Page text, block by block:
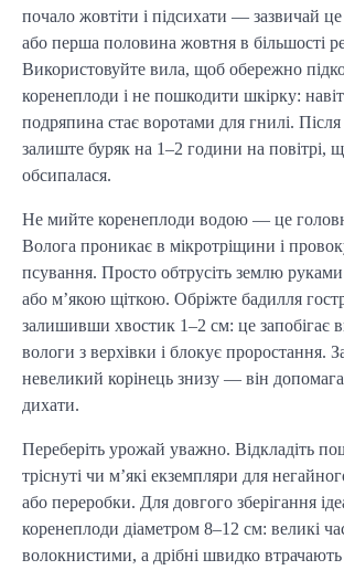
почало жовтіти і підсихати — зазвичай це
або перша половина жовтня в більшості
Використовуйте вила, щоб обережно
коренеплоди і не пошкодити шкірку:
подряпина стає воротами для гнилі.
залиште буряк на 1–2 години на повітрі,
обсипалася.
Не мийте коренеплоди водою — це
Волога проникає в мікротріщини і
псування. Просто обтрусіть землю
або м’якою щіткою. Обріжте бадилля
залишивши хвостик 1–2 см: це запобігає
вологи з верхівки і блокує проростання.
невеликий корінець знизу — він
дихати.
Переберіть урожай уважно. Відкладіть
тріснуті чи м’які екземпляри для
або переробки. Для довгого зберігання
коренеплоди діаметром 8–12 см: великі
волокнистими, а дрібні швидко